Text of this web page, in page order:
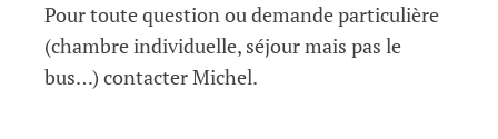
Pour toute question ou demande particulière
(chambre individuelle, séjour mais pas le
bus…) contacter Michel.